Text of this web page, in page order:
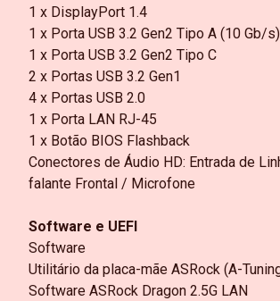
1 x DisplayPort 1.4
1 x Porta USB 3.2 Gen2 Tipo A (10 Gb/s)
1 x Porta USB 3.2 Gen2 Tipo C
2 x Portas USB 3.2 Gen1
4 x Portas USB 2.0
1 x Porta LAN RJ-45
1 x Botão BIOS Flashback
Conectores de Áudio HD: Entrada de
falante Frontal / Microfone
Software e UEFI
Software
Utilitário da placa-mãe ASRock (A-
Software ASRock Dragon 2.5G LAN